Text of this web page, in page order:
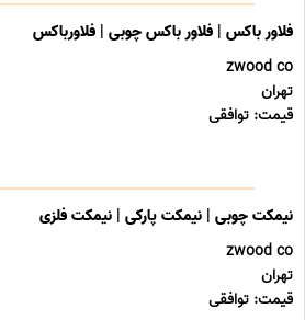
فلاور باکس | فلاور باکس چوبی | فلاورباکس
zwood co
تهران
قیمت: توافقی
نیمکت چوبی | نیمکت پارکی | نیمکت فلزی
zwood co
تهران
قیمت: توافقی